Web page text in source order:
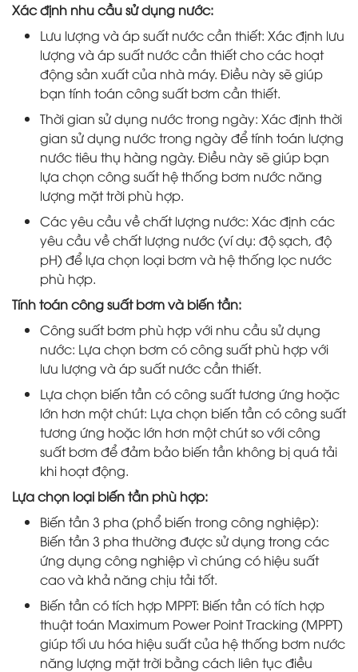
Xác định nhu cầu sử dụng nước:
Lưu lượng và áp suất nước cần thiết: Xác định lưu
lượng và áp suất nước cần thiết cho các hoạt
động sản xuất của nhà máy. Điều này sẽ giúp
bạn tính toán công suất bơm cần thiết.
Thời gian sử dụng nước trong ngày: Xác định thời
gian sử dụng nước trong ngày để tính toán lượng
nước tiêu thụ hàng ngày. Điều này sẽ giúp bạn
lựa chọn công suất hệ thống bơm nước năng
lượng mặt trời phù hợp.
Các yêu cầu về chất lượng nước: Xác định các
yêu cầu về chất lượng nước (ví dụ: độ sạch, độ
pH) để lựa chọn loại bơm và hệ thống lọc nước
phù hợp.
Tính toán công suất bơm và biến tần:
Công suất bơm phù hợp với nhu cầu sử dụng
nước: Lựa chọn bơm có công suất phù hợp với
lưu lượng và áp suất nước cần thiết.
Lựa chọn biến tần có công suất tương ứng hoặc
lớn hơn một chút: Lựa chọn biến tần có công suất
tương ứng hoặc lớn hơn một chút so với công
suất bơm để đảm bảo biến tần không bị quá tải
khi hoạt động.
Lựa chọn loại biến tần phù hợp:
Biến tần 3 pha (phổ biến trong công nghiệp):
Biến tần 3 pha thường được sử dụng trong các
ứng dụng công nghiệp vì chúng có hiệu suất
cao và khả năng chịu tải tốt.
Biến tần có tích hợp MPPT: Biến tần có tích hợp
thuật toán Maximum Power Point Tracking (MPPT)
giúp tối ưu hóa hiệu suất của hệ thống bơm nước
năng lượng mặt trời bằng cách liên tục điều